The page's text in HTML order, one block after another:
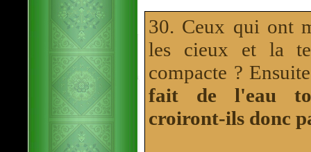
30. Ceux qui ont
les cieux et la
compacte ?
fait de l'eau
croiront-ils donc